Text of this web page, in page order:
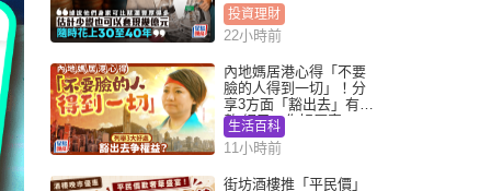
投資理財
22小時前
內地媽居港心得「不要
臉的人得到一切」！分
享3方面「豁出去」有著
數 網民：你好厲害
生活百科
11小時前
街坊酒樓推「平民價」